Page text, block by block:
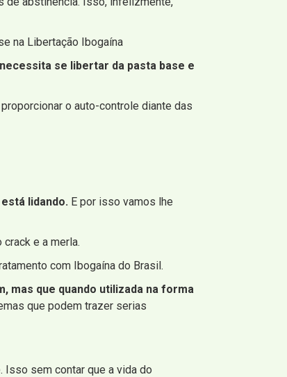
na Libertação Ibogaína
se libertar da pasta base e
o auto-controle diante das
lidando. E por isso vamos lhe
e a merla.
com Ibogaína do Brasil.
mas que quando utilizada na forma
que podem trazer serias
Isso sem contar que a vida do